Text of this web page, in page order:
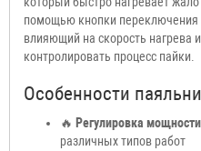
помощью кнопки
влияющий на скорость нагрева
контролировать процесс пайки.
Особенности
🔥 Регулировка
различных типов работ